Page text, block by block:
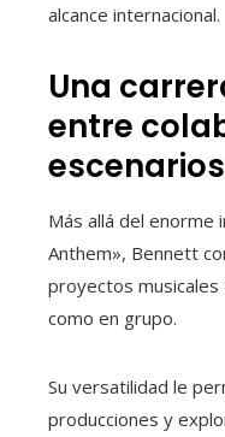
alcance internacional.
Una
entre
escenarios
Más allá del enorme
Anthem», Bennett
proyectos musicales
como en grupo.
Su versatilidad le
producciones y